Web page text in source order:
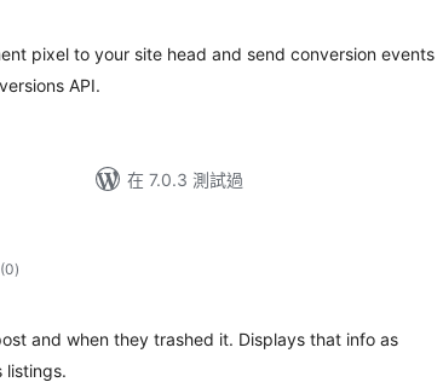
pixel to your site head and send conversion events
API.
在 7.0.3 測試過
(0總
評)
and when they trashed it. Displays that info as
listings.